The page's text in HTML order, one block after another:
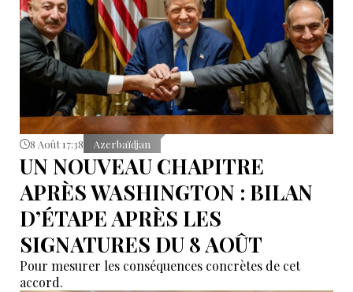
8 Août 17:38 Azerbaïdjan
UN NOUVEAU CHAPITRE
APRÈS WASHINGTON : BILAN
D’ÉTAPE APRÈS LES
SIGNATURES DU 8 AOÛT
Pour mesurer les conséquences concrètes de cet
accord.